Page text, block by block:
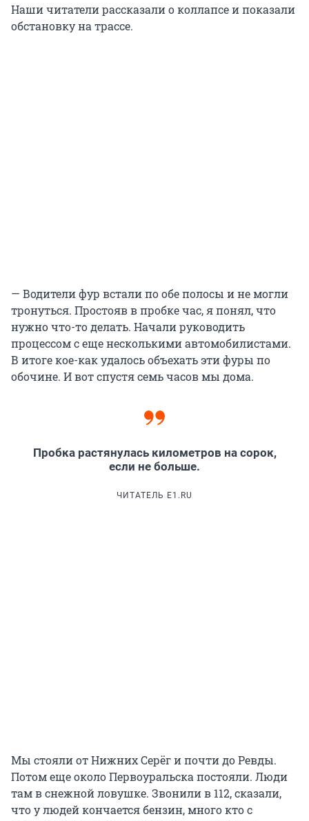
Наши читатели рассказали о коллапсе и показали
обстановку на трассе.
— Водители фур встали по обе полосы и не могли
тронуться. Простояв в пробке час, я понял, что
нужно что-то делать. Начали руководить
процессом с еще несколькими автомобилистами.
В итоге кое-как удалось объехать эти фуры по
обочине. И вот спустя семь часов мы дома.
Пробка растянулась километров на сорок,
если не больше.
ЧИТАТЕЛЬ E1.RU
Мы стояли от Нижних Серёг и почти до Ревды.
Потом еще около Первоуральска постояли. Люди
там в снежной ловушке. Звонили в 112, сказали,
что у людей кончается бензин, много кто с